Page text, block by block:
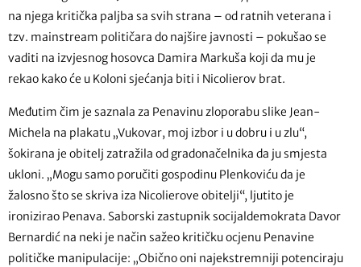
na njega kritička paljba sa svih strana – od ratnih veterana i
tzv. mainstream političara do najšire javnosti – pokušao se
vaditi na izvjesnog hosovca Damira Markuša koji da mu je
rekao kako će u Koloni sjećanja biti i Nicolierov brat.
Međutim čim je saznala za Penavinu zloporabu slike Jean-
Michela na plakatu „Vukovar, moj izbor i u dobru i u zlu“,
šokirana je obitelj zatražila od gradonačelnika da ju smjesta
ukloni. „Mogu samo poručiti gospodinu Plenkoviću da je
žalosno što se skriva iza Nicolierove obitelji“, ljutito je
ironizirao Penava. Saborski zastupnik socijaldemokrata Davor
Bernardić na neki je način sažeo kritičku ocjenu Penavine
političke manipulacije: „Obično oni najekstremniji potenciraju